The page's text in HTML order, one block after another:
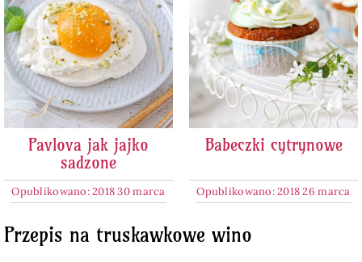
Pavlova jak jajko
sadzone
Opublikowano: 2018 30 marca
Babeczki cytrynowe
Opublikowano: 2018 26 marca
Przepis na truskawkowe wino